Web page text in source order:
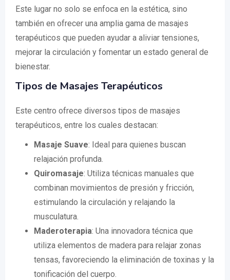
Este lugar no solo se enfoca en la estética, sino
también en ofrecer una amplia gama de masajes
terapéuticos que pueden ayudar a aliviar tensiones,
mejorar la circulación y fomentar un estado general de
bienestar.
Tipos de Masajes Terapéuticos
Este centro ofrece diversos tipos de masajes
terapéuticos, entre los cuales destacan:
Masaje Suave: Ideal para quienes buscan
relajación profunda.
Quiromasaje: Utiliza técnicas manuales que
combinan movimientos de presión y fricción,
estimulando la circulación y relajando la
musculatura.
Maderoterapia: Una innovadora técnica que
utiliza elementos de madera para relajar zonas
tensas, favoreciendo la eliminación de toxinas y la
tonificación del cuerpo.